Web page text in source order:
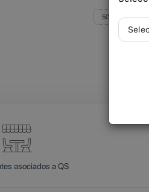
50 piezas
asociados a QS